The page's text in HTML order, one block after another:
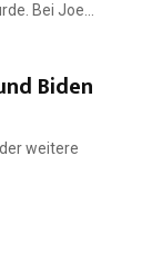
Bei Joe...
Biden
weitere